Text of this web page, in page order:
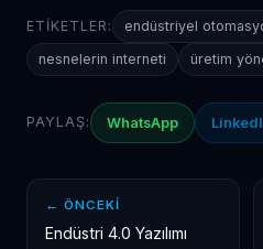
ETIKETLER: endüstriyel
nesnelerin interneti
üretim
PAYLAŞ: WhatsApp
← ÖNCEKI
Endüstri 4.0 Yazılımı